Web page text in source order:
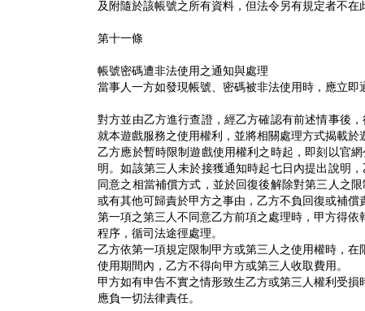
及附隨於該帳號之所有資料，但法令另有規定者不在
第十一條
帳號密碼遭非法使用之通知與處理
當事人一方如發現帳號、密碼被非法使用時，應立即
對方並由乙方進行查證，經乙方確認有前述情事後
就本遊戲服務之使用權利，並將相關處理方式揭載於
乙方應於暫時限制遊戲使用權利之時起，即刻以官
明。如該第三人未於接獲通知時起七日內提出說明
同意之相當補償方式，並於回復後解除對第三人之
或有其他可歸責於甲方之事由，乙方不負回復或補償
第一項之第三人不同意乙方前項之處理時，甲方得依
程序，循司法途徑處理。
乙方依第一項規定限制甲方或第三人之使用權時，在
使用期間內，乙方不得向甲方或第三人收取費用。
甲方如有申告不實之情形致生乙方或第三人權利受損
應負一切法律責任。